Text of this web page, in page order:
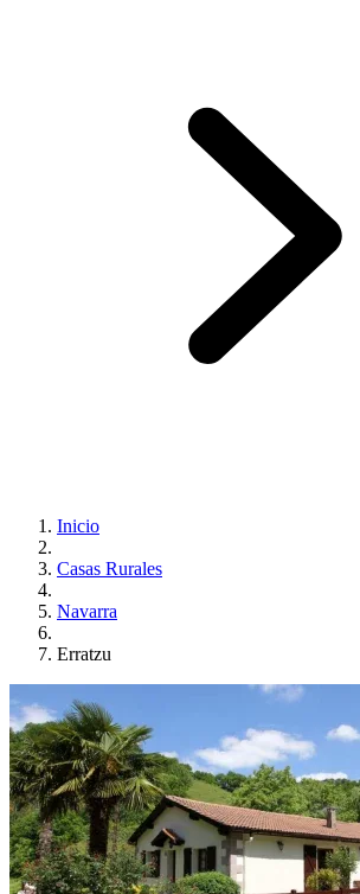
Inicio
Casas Rurales
Navarra
Erratzu